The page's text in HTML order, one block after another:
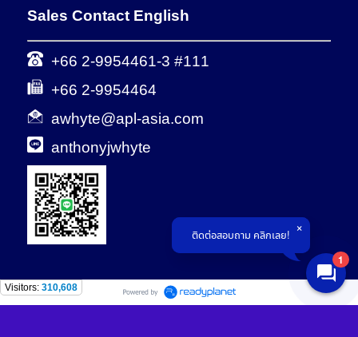
Sales Contact English
+66 2-9954461-3 #111
+66 2-9954464
awhyte@apl-asia.com
anthonyjwhyte
Visitors: 310,608
1
ติดต่อสอบถาม คลิกเลย!